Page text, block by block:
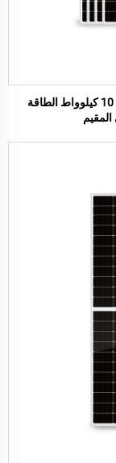
10 كيلوواط مجموعة كاملة من الطاقة الشمسية 10 كيلوواط الطاقة